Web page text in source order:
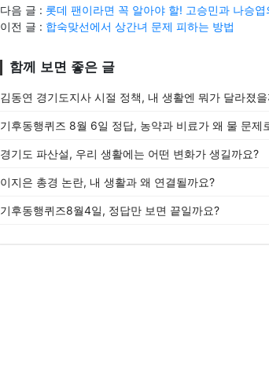
다음 글 : 롯데 팬이라면 꼭 알아야 할! 고승민과 나승
이전 글 : 합숙맞선에서 상간녀 문제 피하는 방법
함께 보면 좋은 글
김동연 경기도지사 시절 정책, 내 생활엔 뭐가 달라졌
기후동행퀴즈 8월 6일 정답, 농약과 비료가 왜 물 문제
경기도 파산설, 우리 생활에는 어떤 변화가 생길까요?
이지은 총경 논란, 내 생활과 왜 연결될까요?
기후동행퀴즈8월4일, 정답만 보면 끝일까요?